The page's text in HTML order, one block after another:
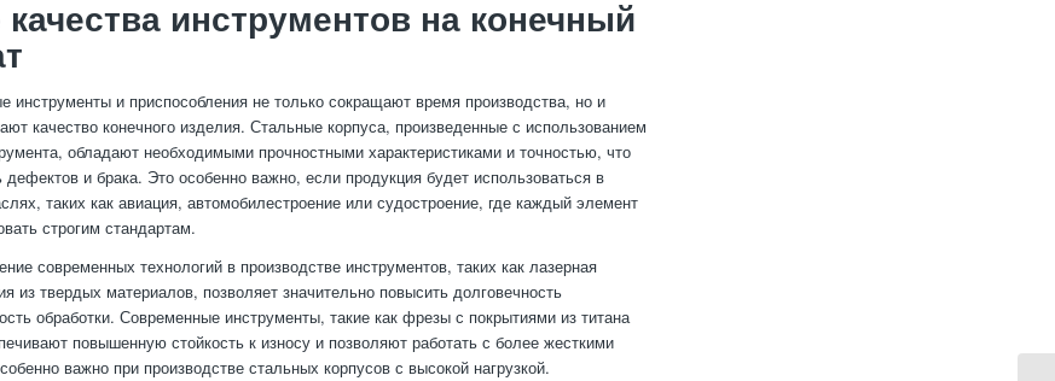
инструментов на конечный
инструменты и приспособления не только сокращают время производства, но и
качество конечного изделия. Стальные корпуса, произведенные с использованием
обладают необходимыми прочностными характеристиками и точностью, что
дефектов и брака. Это особенно важно, если продукция будет использоваться в
таких как авиация, автомобилестроение или судостроение, где каждый элемент
строгим стандартам.
современных технологий в производстве инструментов, таких как лазерная
из твердых материалов, позволяет значительно повысить долговечность
обработки. Современные инструменты, такие как фрезы с покрытиями из титана
повышенную стойкость к износу и позволяют работать с более жесткими
важно при производстве стальных корпусов с высокой нагрузкой.